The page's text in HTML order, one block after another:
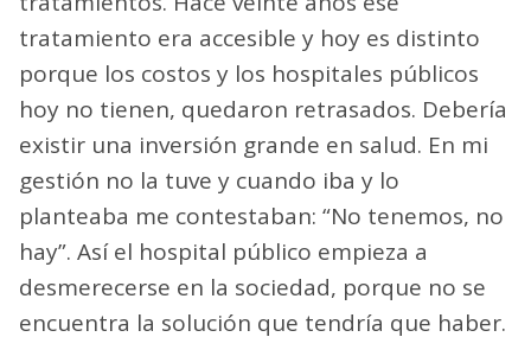
tratamiento era accesible y hoy es distinto
porque los costos y los hospitales públicos
hoy no tienen, quedaron retrasados. Debería
existir una inversión grande en salud. En mi
gestión no la tuve y cuando iba y lo
planteaba me contestaban: “No tenemos, no
hay”. Así el hospital público empieza a
desmerecerse en la sociedad, porque no se
encuentra la solución que tendría que haber.